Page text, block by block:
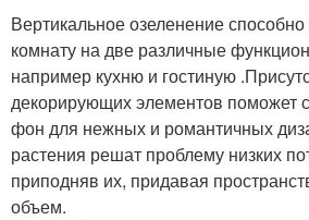
Вертикальное озеленение
комнату на две различные
например кухню и гостиную
декорирующих элементов поможет
фон для нежных и романтичных
растения решат проблему низких
приподняв их, придавая
объем.